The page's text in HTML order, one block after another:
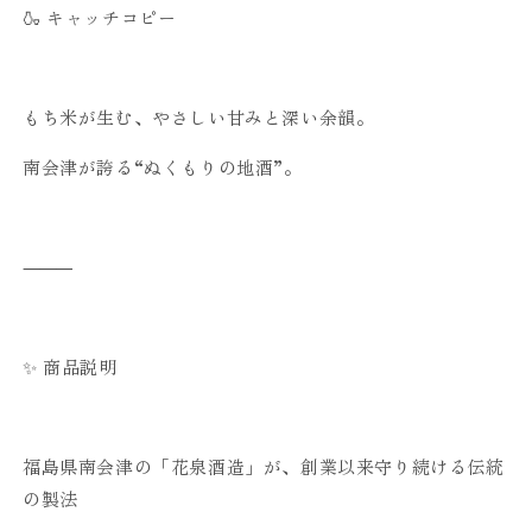
🍶 キャッチコピー
もち米が生む、やさしい甘みと深い余韻。
南会津が誇る“ぬくもりの地酒”。
⸻
✨ 商品説明
福島県南会津の「花泉酒造」が、創業以来守り続ける伝統
の製法